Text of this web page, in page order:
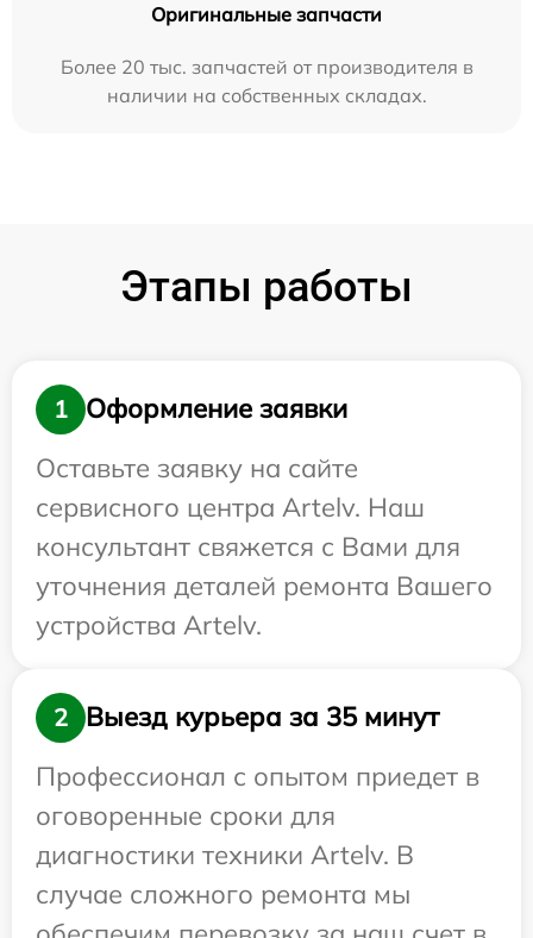
Оригинальные запчасти
Более 20 тыс. запчастей от производителя в
наличии на собственных складах.
Этапы работы
1
Оформление заявки
Оставьте заявку на сайте
сервисного центра Artelv. Наш
консультант свяжется с Вами для
уточнения деталей ремонта Вашего
устройства Artelv.
2
Выезд курьера за 35 минут
Профессионал с опытом приедет в
оговоренные сроки для
диагностики техники Artelv. В
случае сложного ремонта мы